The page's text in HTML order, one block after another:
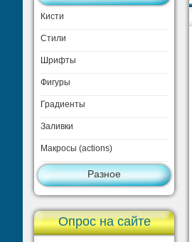
Кисти
Стили
Шрифты
Фигуры
Градиенты
Заливки
Макросы (actions)
Разное
Опрос на сайте